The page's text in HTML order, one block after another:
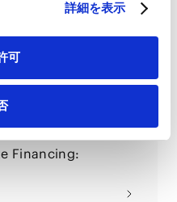
詳細を表示
可
Regulations
Financing: